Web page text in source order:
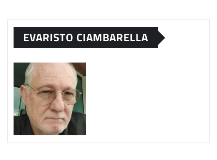
EVARISTO CIAMBARELLA